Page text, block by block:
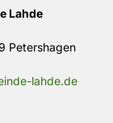
Lahde
Petershagen
lahde.de